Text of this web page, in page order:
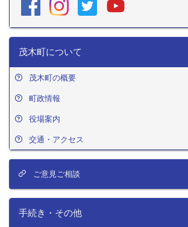
茂木町について
茂木町の概要
町政情報
役場案内
交通・アクセス
ご意見ご相談
手続き・その他